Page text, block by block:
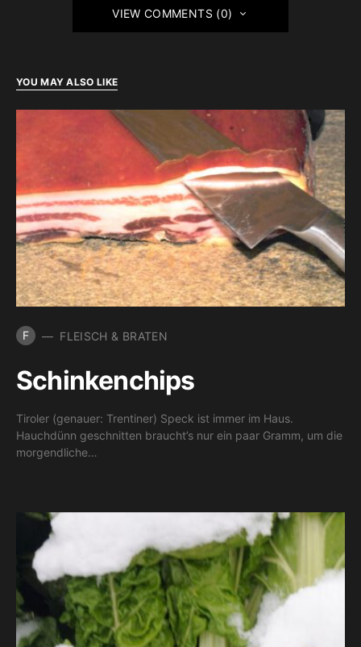
VIEW COMMENTS (0)
YOU MAY ALSO LIKE
F FLEISCH & BRATEN
Schinkenchips
Tiroler (genauer: Trentiner) Speck ist immer im Haus.
Hauchdünn geschnitten braucht’s nur ein paar Gramm, um die
morgendliche…